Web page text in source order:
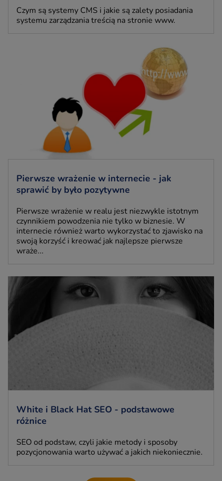
Czym są systemy CMS i jakie są zalety posiadania
systemu zarządzania treścią na stronie www.
Pierwsze wrażenie w internecie - jak
sprawić by było pozytywne
Pierwsze wrażenie w realu jest niezwykle istotnym
czynnikiem powodzenia nie tylko w biznesie. W
internecie również warto wykorzystać to zjawisko na
swoją korzyść i kreować jak najlepsze pierwsze
wraże...
White i Black Hat SEO - podstawowe
różnice
SEO od podstaw, czyli jakie metody i sposoby
pozycjonowania warto używać a jakich niekoniecznie.